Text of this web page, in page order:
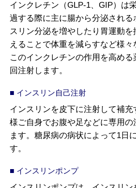
インクレチン（GLP-1、GIP）は
過する際に主に腸から分泌される
スリン分泌を増やしたり胃運動
えることで体重を減らすなど様々
このインクレチンの作用を高め
回注射します。
インスリン自己注射
インスリンを皮下に注射して補
様ご自身でお腹や足などに専用の
ます。糖尿病の病状によって1日
す。
インスリンポンプ